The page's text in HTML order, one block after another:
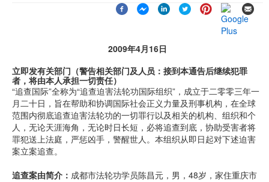
2009年4月16日
立即发有关部门（警告相关部门及人员：接到本通告后继续犯罪
者，将由本人承担一切责任）
“追查国际”全称为“追查迫害法轮功国际组织”，成立于二零零三年一
月二十日，旨在帮助和协调国际社会正义力量及刑事机构，在全球
范围内彻底追查迫害法轮功的一切罪行以及相关的机构、组织和个
人，无论天涯海角，无论时日长短，必将追查到底，协助受害者将
罪犯送上法庭，严惩凶手，警醒世人。本组织从即日起对下述迫害
案立案追查。
追查案由简介： 成都市法轮功学员陈昌元，男，48岁，家住重庆市